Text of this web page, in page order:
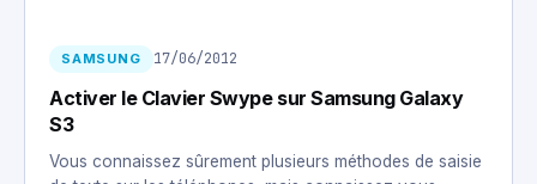
SAMSUNG 17/06/2012
Activer le Clavier Swype sur Samsung Galaxy
S3
Vous connaissez sûrement plusieurs méthodes de saisie